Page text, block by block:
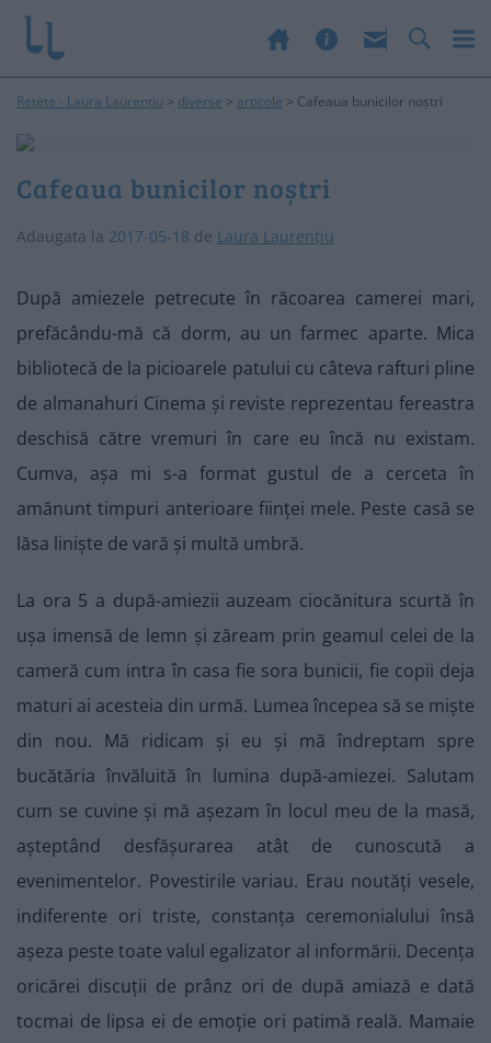
Rețete - Laura Laurențiu > diverse > articole > Cafeaua bunicilor noștri
Cafeaua bunicilor noștri
Adaugata la 2017-05-18 de Laura Laurențiu
După amiezele petrecute în răcoarea camerei mari,
prefăcându-mă că dorm, au un farmec aparte. Mica
bibliotecă de la picioarele patului cu câteva rafturi pline
de almanahuri Cinema și reviste reprezentau fereastra
deschisă către vremuri în care eu încă nu existam.
Cumva, așa mi s-a format gustul de a cerceta în
amănunt timpuri anterioare ființei mele. Peste casă se
lăsa liniște de vară și multă umbră.
La ora 5 a după-amiezii auzeam ciocănitura scurtă în
ușa imensă de lemn și zăream prin geamul celei de la
cameră cum intra în casa fie sora bunicii, fie copii deja
maturi ai acesteia din urmă. Lumea începea să se miște
din nou. Mă ridicam și eu și mă îndreptam spre
bucătăria învăluită în lumina după-amiezei. Salutam
cum se cuvine și mă așezam în locul meu de la masă,
așteptând desfășurarea atât de cunoscută a
evenimentelor. Povestirile variau. Erau noutăți vesele,
indiferente ori triste, constanța ceremonialului însă
așeza peste toate valul egalizator al informării. Decența
oricărei discuții de prânz ori de după amiază e dată
tocmai de lipsa ei de emoție ori patimă reală. Mamaie